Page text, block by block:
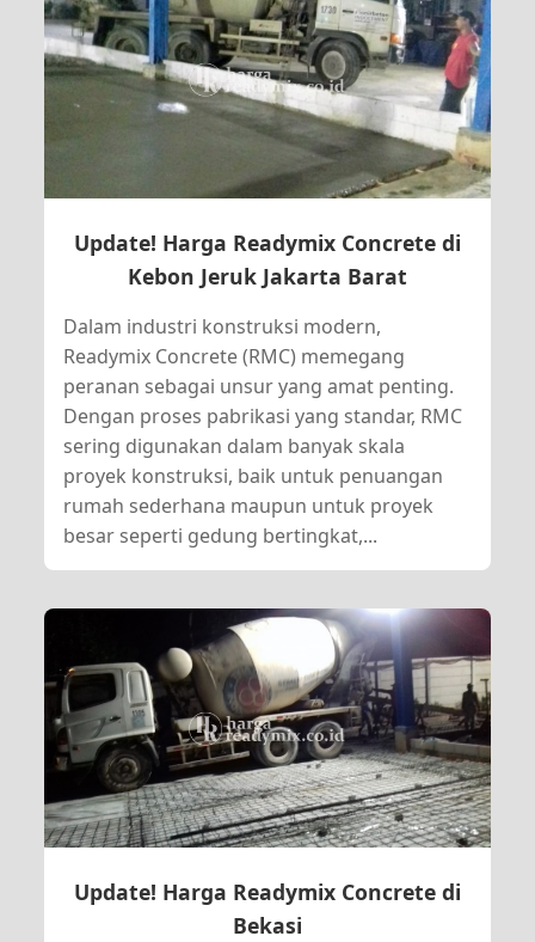
Update! Harga Readymix Concrete di
Kebon Jeruk Jakarta Barat
Dalam industri konstruksi modern,
Readymix Concrete (RMC) memegang
peranan sebagai unsur yang amat penting.
Dengan proses pabrikasi yang standar, RMC
sering digunakan dalam banyak skala
proyek konstruksi, baik untuk penuangan
rumah sederhana maupun untuk proyek
besar seperti gedung bertingkat,...
Update! Harga Readymix Concrete di
Bekasi